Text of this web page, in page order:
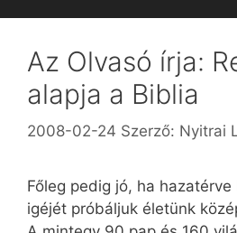
Az Olvasó írja:
alapja a Biblia
2008-02-24 Szerző: Nyitrai
Főleg pedig jó, ha
igéjét próbáljuk életünk